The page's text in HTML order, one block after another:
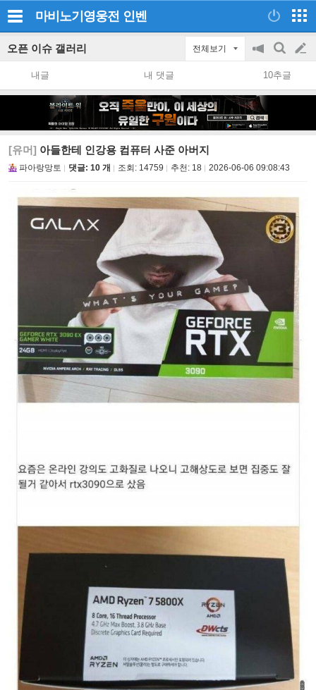
마비노기영웅전 인벤
오픈 이슈 갤러리 전체보기
공
지
on/off
검
색
글
쓰
내글 내 댓글 10추글
[유머] 아들한테 인강용 컴퓨터 사준 아버지
파아랑망토 댓글: 10 개 조회: 14759 추천: 18 2026-06-06 09:08:43